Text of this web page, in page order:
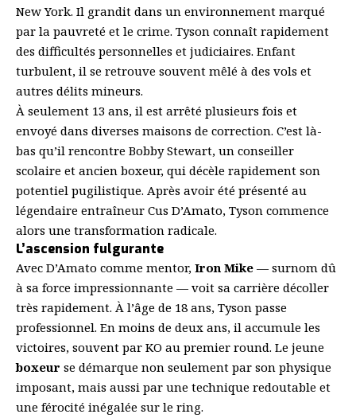
New York. Il grandit dans un environnement marqué
par la pauvreté et le crime. Tyson connaît rapidement
des difficultés personnelles et judiciaires. Enfant
turbulent, il se retrouve souvent mêlé à des vols et
autres délits mineurs.
À seulement 13 ans, il est arrêté plusieurs fois et
envoyé dans diverses maisons de correction. C’est là-
bas qu’il rencontre Bobby Stewart, un conseiller
scolaire et ancien boxeur, qui décèle rapidement son
potentiel pugilistique. Après avoir été présenté au
légendaire entraîneur Cus D’Amato, Tyson commence
alors une transformation radicale.
L’ascension fulgurante
Avec D’Amato comme mentor, Iron Mike — surnom dû
à sa force impressionnante — voit sa carrière décoller
très rapidement. À l’âge de 18 ans, Tyson passe
professionnel. En moins de deux ans, il accumule les
victoires, souvent par KO au premier round. Le jeune
boxeur se démarque non seulement par son physique
imposant, mais aussi par une technique redoutable et
une férocité inégalée sur le ring.